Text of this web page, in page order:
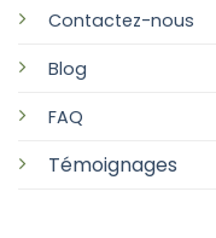
Contactez-nous
Blog
FAQ
Témoignages